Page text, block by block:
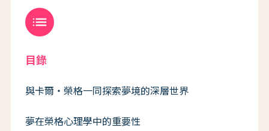
list
目錄
與卡爾・榮格一同探索夢境的深層世界
夢在榮格心理學中的重要性